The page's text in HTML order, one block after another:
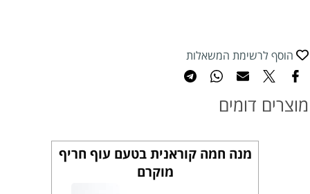
הוסף לרשימת המשאלות
מוצרים דומים
מנה חמה קוראנית בטעם עוף חריף
מוקרם